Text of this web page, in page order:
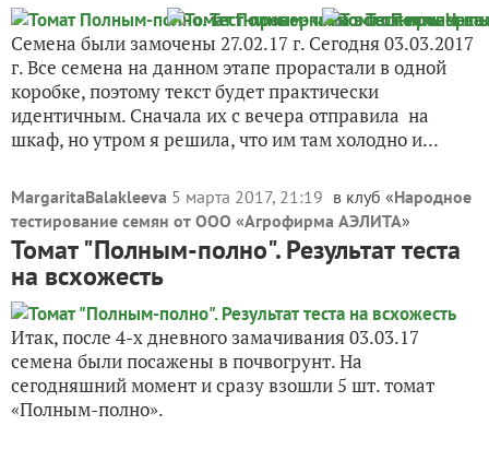
Семена были замочены 27.02.17 г. Сегодня 03.03.2017
г. Все семена на данном этапе прорастали в одной
коробке, поэтому текст будет практически
идентичным. Сначала их с вечера отправила на
шкаф, но утром я решила, что им там холодно и...
MargaritaBalakleeva 5 марта 2017, 21:19 в клуб «Народное
тестирование семян от ООО «Агрофирма АЭЛИТА»
Томат "Полным-полно". Результат теста
на всхожесть
Итак, после 4-х дневного замачивания 03.03.17
семена были посажены в почвогрунт. На
сегодняшний момент и сразу взошли 5 шт. томат
«Полным-полно».